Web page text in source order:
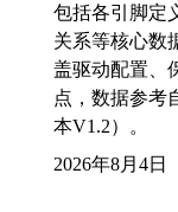
包括各引脚定
关系等核心数
盖驱动配置、
点，数据参考
本V1.2）。
2026年8月4日